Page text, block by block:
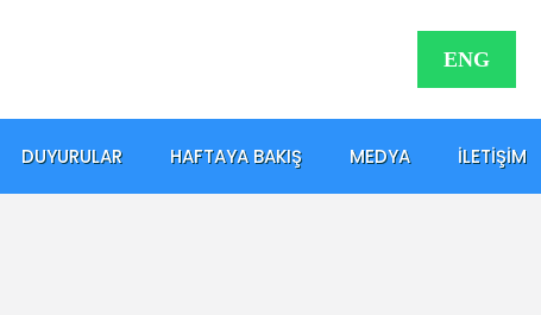
ENG
DUYURULAR HAFTAYA BAKIŞ MEDYA İLETIŞIM